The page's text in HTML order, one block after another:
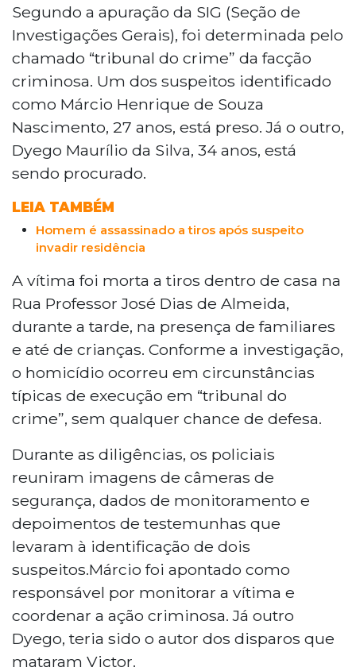
assassinato de Victor Henrique de Matos Sumi,
29 anos, ocorrido em abril em Nova Andradina
e concluiu que o crime foi ordenado pelo PCC.
Um suspeito, Márcio Henrique, 27 anos, está
preso por monitorar a vítima. Dyego Maurílio,
34 anos, apontado como atirador, é procurado.
Informações pelo WhatsApp (67) 99262-9885.
Segundo a apuração da SIG (Seção de
Investigações Gerais), foi determinada pelo
chamado “tribunal do crime” da facção
criminosa. Um dos suspeitos identificado
como Márcio Henrique de Souza
Nascimento, 27 anos, está preso. Já o outro,
Dyego Maurílio da Silva, 34 anos, está
sendo procurado.
LEIA TAMBÉM
Homem é assassinado a tiros após suspeito
invadir residência
A vítima foi morta a tiros dentro de casa na
Rua Professor José Dias de Almeida,
durante a tarde, na presença de familiares
e até de crianças. Conforme a investigação,
o homicídio ocorreu em circunstâncias
típicas de execução em “tribunal do
crime”, sem qualquer chance de defesa.
Durante as diligências, os policiais
reuniram imagens de câmeras de
segurança, dados de monitoramento e
depoimentos de testemunhas que
levaram à identificação de dois
suspeitos.Márcio foi apontado como
responsável por monitorar a vítima e
coordenar a ação criminosa. Já outro
Dyego, teria sido o autor dos disparos que
mataram Victor.